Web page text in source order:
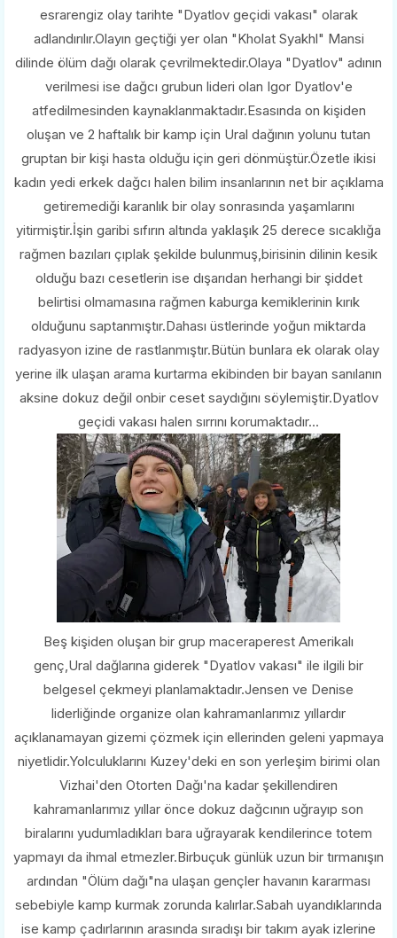
esrarengiz olay tarihte "Dyatlov geçidi vakası" olarak
adlandırılır.Olayın geçtiği yer olan "Kholat Syakhl" Mansi
dilinde ölüm dağı olarak çevrilmektedir.Olaya "Dyatlov" adının
verilmesi ise dağcı grubun lideri olan Igor Dyatlov'e
atfedilmesinden kaynaklanmaktadır.Esasında on kişiden
oluşan ve 2 haftalık bir kamp için Ural dağının yolunu tutan
gruptan bir kişi hasta olduğu için geri dönmüştür.Özetle ikisi
kadın yedi erkek dağcı halen bilim insanlarının net bir açıklama
getiremediği karanlık bir olay sonrasında yaşamlarını
yitirmiştir.İşin garibi sıfırın altında yaklaşık 25 derece sıcaklığa
rağmen bazıları çıplak şekilde bulunmuş,birisinin dilinin kesik
olduğu bazı cesetlerin ise dışarıdan herhangi bir şiddet
belirtisi olmamasına rağmen kaburga kemiklerinin kırık
olduğunu saptanmıştır.Dahası üstlerinde yoğun miktarda
radyasyon izine de rastlanmıştır.Bütün bunlara ek olarak olay
yerine ilk ulaşan arama kurtarma ekibinden bir bayan sanılanın
aksine dokuz değil onbir ceset saydığını söylemiştir.Dyatlov
geçidi vakası halen sırrını korumaktadır...
Beş kişiden oluşan bir grup maceraperest Amerikalı
genç,Ural dağlarına giderek "Dyatlov vakası" ile ilgili bir
belgesel çekmeyi planlamaktadır.Jensen ve Denise
liderliğinde organize olan kahramanlarımız yıllardır
açıklanamayan gizemi çözmek için ellerinden geleni yapmaya
niyetlidir.Yolculuklarını Kuzey'deki en son yerleşim birimi olan
Vizhai'den Otorten Dağı'na kadar şekillendiren
kahramanlarımız yıllar önce dokuz dağcının uğrayıp son
biralarını yudumladıkları bara uğrayarak kendilerince totem
yapmayı da ihmal etmezler.Birbuçuk günlük uzun bir tırmanışın
ardından "Ölüm dağı"na ulaşan gençler havanın kararması
sebebiyle kamp kurmak zorunda kalırlar.Sabah uyandıklarında
ise kamp çadırlarının arasında sıradışı bir takım ayak izlerine